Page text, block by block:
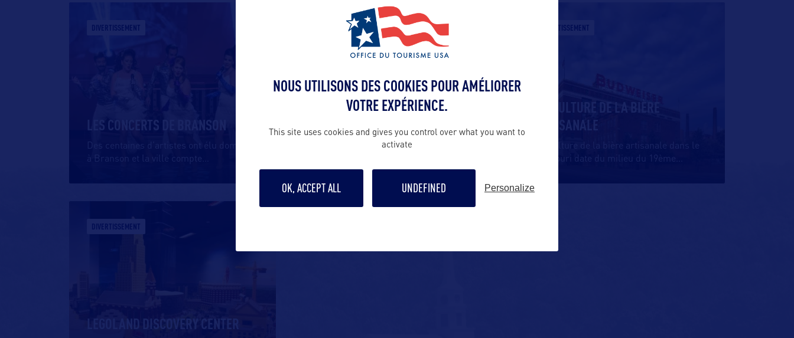
DIVERTISSEMENT
LES CONCERTS DE BRANSON
Des centaines d’artistes ont élu domicile
à Branson et la ville compte
DIVERTISSEMENT
MURALS OF CUBA
Surnommée la Route 66 Mural City, la
DIVERTISSEMENT
LA CULTURE DE LA BIÈRE
ARTISANALE
La culture de la bière artisanale dans le
Missouri date du milieu du 19ème
DIVERTISSEMENT
LEGOLAND DISCOVERY CENTER
NOUS UTILISONS DES COOKIES POUR AMÉLIORER
VOTRE EXPÉRIENCE.
This site uses cookies and gives you control over what you want to
activate
OK, ACCEPT ALL UNDEFINED Personalize